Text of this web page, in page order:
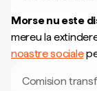
Morse nu este
mereu la
noastre sociale
Comision